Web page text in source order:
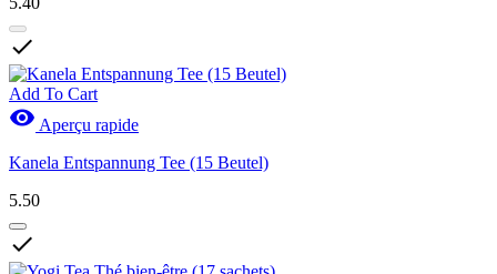

Add To Cart
 Aperçu rapide
Kanela Entspannung Tee (15 Beutel)
5.50
